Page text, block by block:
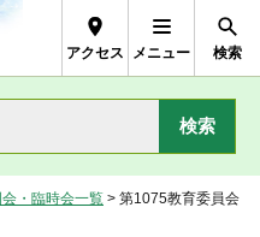
アクセス メニュー 検索
・臨時会一覧 > 第1075教育委員会